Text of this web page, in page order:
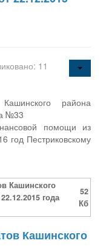
11
района
№33
помощи из
год Пестриковскому
Кашинского
года
52
Кб
Кашинского